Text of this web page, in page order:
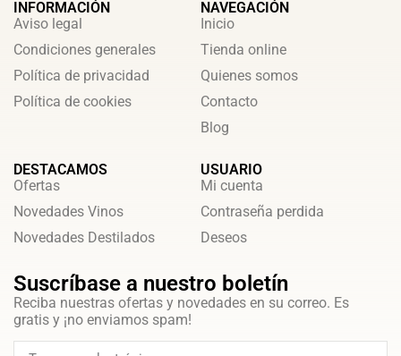
INFORMACIÓN
Aviso legal
Condiciones generales
Política de privacidad
Política de cookies
NAVEGACIÓN
Inicio
Tienda online
Quienes somos
Contacto
Blog
DESTACAMOS
Ofertas
Novedades Vinos
Novedades Destilados
USUARIO
Mi cuenta
Contraseña perdida
Deseos
Suscríbase a nuestro boletín
Reciba nuestras ofertas y novedades en su correo. Es
gratis y ¡no enviamos spam!